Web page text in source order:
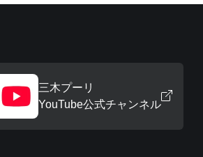
三木プーリ
YouTube公式チャンネル